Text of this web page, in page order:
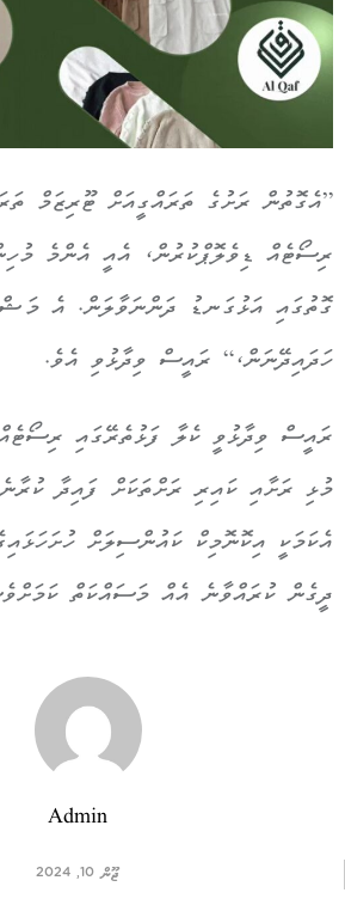
”އެގޮތުން ރަށުގެ ތަރައްގީއަށް ޓޫރިޒަމް
ރިސޯޓެއް ޑިވެލޮޕްކުރުން، އެއީ އެންމެ
ގޮތުގައި އަޅުގަނޑު ދަންނަވާލަން. އެ
ހަދައިދޭނަން،“ ރައީސް ވިދާޅުވި އެވެ.
ރައީސް ވިދާޅުވީ ކެލާ ފަޅުތެރޭގައި
މުޅި ރަށާއި ކައިރި ރަށްތަކަށް ފައިދާ
އެކަމަކީ އިކޮނޮމިކް ކައުންސިލަށް
ދީގެން ކުރައްވާނެ އެއް މަސައްކަތް
Admin
ޖޫން 10, 2024